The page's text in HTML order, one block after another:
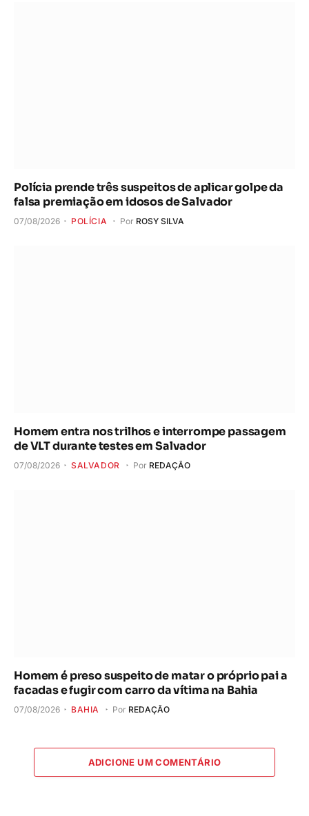
Polícia prende três suspeitos de aplicar golpe da
falsa premiação em idosos de Salvador
07/08/2026 POLÍCIA Por ROSY SILVA
Homem entra nos trilhos e interrompe passagem
de VLT durante testes em Salvador
07/08/2026 SALVADOR Por REDAÇÃO
Homem é preso suspeito de matar o próprio pai a
facadas e fugir com carro da vítima na Bahia
07/08/2026 BAHIA Por REDAÇÃO
ADICIONE UM COMENTÁRIO